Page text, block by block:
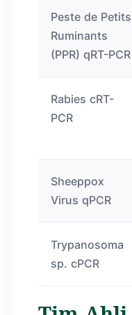
Peste de Petits
Ruminants
(PPR) qRT-PCR
Rabies cRT-
PCR
Sheeppox
Virus qPCR
Trypanosoma
sp. cPCR